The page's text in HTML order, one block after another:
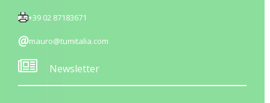
+39 02 87183671
mauro@tumitalia.com
Newsletter